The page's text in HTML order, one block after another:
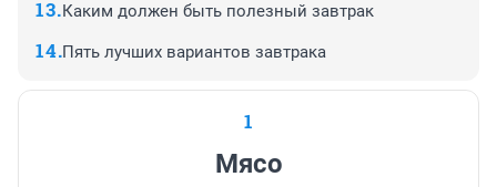
Каким должен быть полезный завтрак
Пять лучших вариантов завтрака
1
Мясо